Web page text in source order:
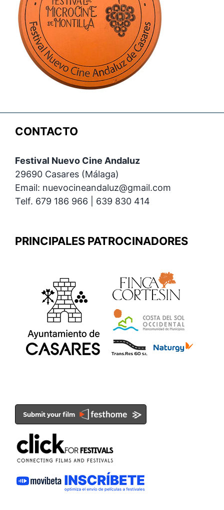
CONTACTO
Festival Nuevo Cine Andaluz
29690 Casares (Málaga)
Email: nuevocineandaluz@gmail.com
Telf. 679 186 966 | 639 830 414
PRINCIPALES PATROCINADORES